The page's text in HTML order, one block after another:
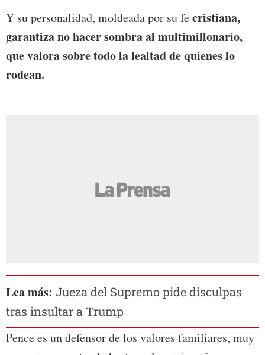
Y su personalidad, moldeada por su fecristiana,
garantiza no hacer sombra al multimillonario,
que valora sobre todo la lealtad de quienes lo
rodean.
Lea más: Jueza del Supremo pide disculpas
tras insultar a Trump
Pence es un defensor de los valores familiares, muy